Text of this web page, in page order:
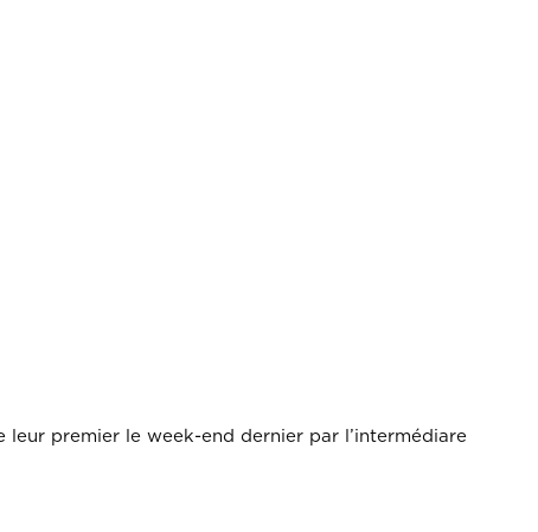
leur premier le week-end dernier par l’intermédiare